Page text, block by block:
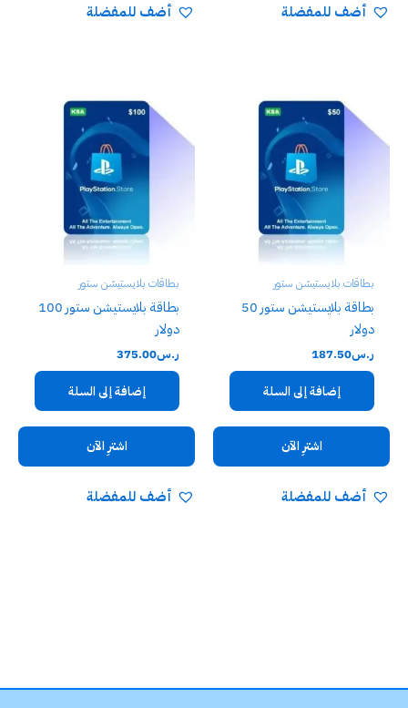
أضف للمفضلة أضف للمفضلة
بطاقات بلايستيشن ستور
بطاقة بلايستيشن ستور 50
دولار
ر.س187.50
إضافة إلى السلة
اشترِ الآن
أضف للمفضلة
بطاقات بلايستيشن ستور
بطاقة بلايستيشن ستور 100
دولار
ر.س375.00
إضافة إلى السلة
اشترِ الآن
أضف للمفضلة